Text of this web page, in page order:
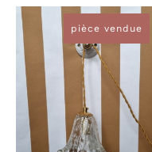
pièce vendue